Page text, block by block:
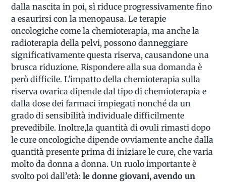
dalla nascita in poi, sì riduce progressivamente fino
a esaurirsi con la menopausa. Le terapie
oncologiche come la chemioterapia, ma anche la
radioterapia della pelvi, possono danneggiare
significativamente questa riserva, causandone una
brusca riduzione. Rispondere alla sua domanda è
però difficile. L'impatto della chemioterapia sulla
riserva ovarica dipende dal tipo di chemioterapia e
dalla dose dei farmaci impiegati nonché da un
grado di sensibilità individuale difficilmente
prevedibile. Inoltre,la quantità di ovuli rimasti dopo
le cure oncologiche dipende ovviamente anche dalla
quantità presente prima di iniziare le cure, che varia
molto da donna a donna. Un ruolo importante è
svolto poi dall’età:le donne giovani, avendo un